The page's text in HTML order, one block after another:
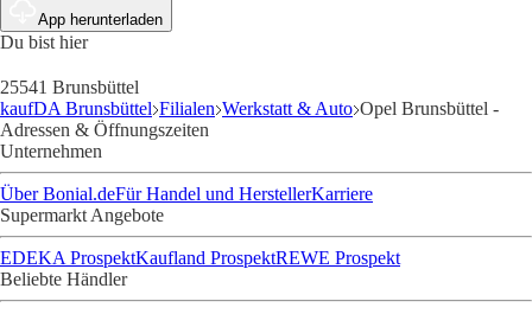
App herunterladen
Du bist hier
25541 Brunsbüttel
kaufDA Brunsbüttel Filialen Werkstatt & Auto Opel Brunsbüttel -
Adressen & Öffnungszeiten
Unternehmen
Über Bonial.deFür Handel und HerstellerKarriere
Supermarkt Angebote
EDEKA ProspektKaufland ProspektREWE Prospekt
Beliebte Händler